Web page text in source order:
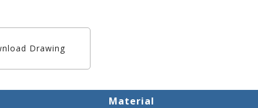
Drawing
Material